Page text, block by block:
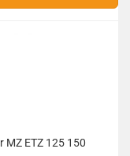
ETZ 125 150